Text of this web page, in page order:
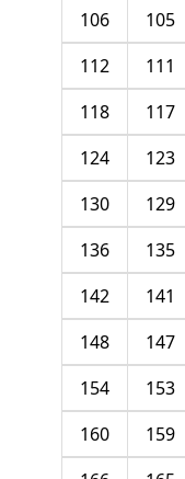
105
106
111
112
117
118
123
124
129
130
135
136
141
142
147
148
153
154
159
160